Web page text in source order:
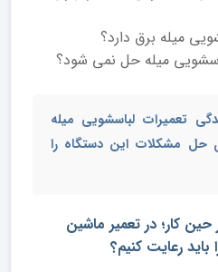
میله برق دارد؟
میله حل نمی ‌شود؟
تعمیرات لباسشویی میله
حل مشکلات این دستگاه را
کار؛ در تعمیر ماشین
رعایت کنیم؟